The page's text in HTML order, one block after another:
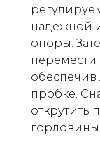
надежной
опоры.
обеспечив
пробке.
открутить
горловины